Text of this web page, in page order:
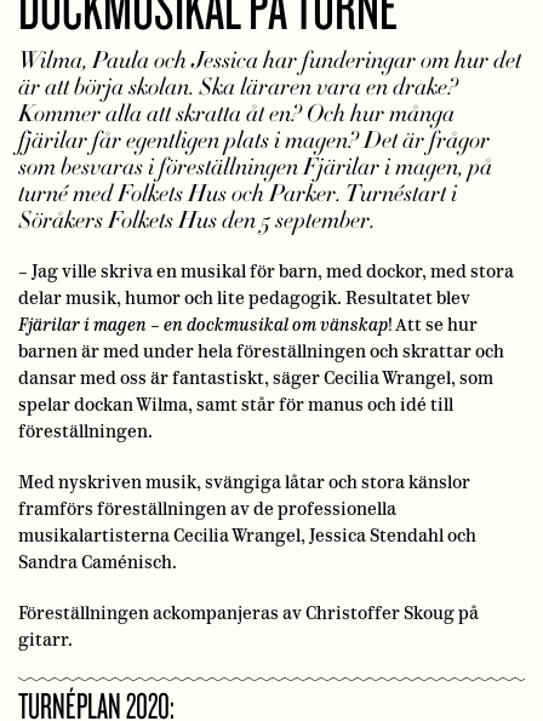
Wilma, Paula och Jessica har funderingar om hur det
är att börja skolan. Ska läraren vara en drake?
Kommer alla att skratta åt en? Och hur många
fjärilar får egentligen plats i magen? Det är frågor
som besvaras i föreställningen Fjärilar i magen, på
turné med Folkets Hus och Parker. Turnéstart i
Söråkers Folkets Hus den 5 september.
– Jag ville skriva en musikal för barn, med dockor, med stora
delar musik, humor och lite pedagogik. Resultatet blev
Fjärilar i magen – en dockmusikal om vänskap! Att se hur
barnen är med under hela föreställningen och skrattar och
dansar med oss är fantastiskt, säger Cecilia Wrangel, som
spelar dockan Wilma, samt står för manus och idé till
föreställningen.
Med nyskriven musik, svängiga låtar och stora känslor
framförs föreställningen av de professionella
musikalartisterna Cecilia Wrangel, Jessica Stendahl och
Sandra Caménisch.
Föreställningen ackompanjeras av Christoffer Skoug på
gitarr.
TURNÉPLAN 2020: